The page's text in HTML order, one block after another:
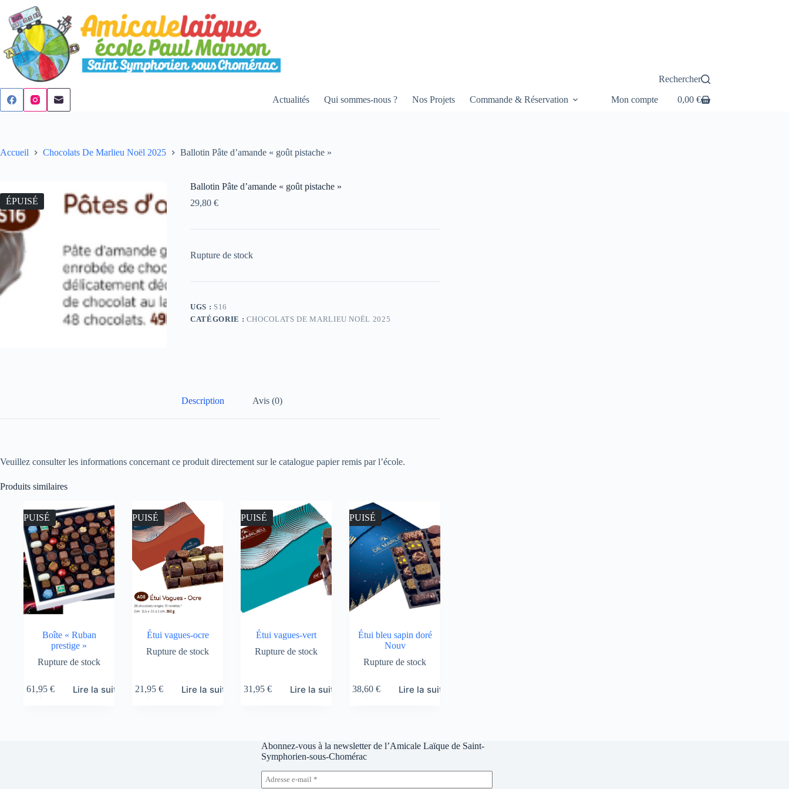
contenu
Rechercher
Actualités Qui sommes-nous ? Nos Projets Commande & Réservation Mon compte
Panier
0,00 €
Accueil Chocolats De Marlieu Noël 2025 Ballotin Pâte d’amande « goût pistache »
ÉPUISÉ
Ballotin Pâte d’amande « goût pistache »
29,80 €
Rupture de stock
UGS : S16
CATÉGORIE : CHOCOLATS DE MARLIEU NOËL 2025
Description Avis (0)
Veuillez consulter les informations concernant ce produit directement sur le catalogue papier remis par l’école.
Produits similaires
ÉPUISÉ
Boîte « Ruban
prestige »
Rupture de stock
61,95 € Lire la suite
ÉPUISÉ
Étui vagues-ocre
Rupture de stock
21,95 € Lire la suite
ÉPUISÉ
Étui vagues-vert
Rupture de stock
31,95 € Lire la suite
ÉPUISÉ
Étui bleu sapin doré
Nouv
Rupture de stock
38,60 € Lire la suite
Abonnez-vous à la newsletter de l’Amicale Laïque de Saint-
Symphorien-sous-Chomérac